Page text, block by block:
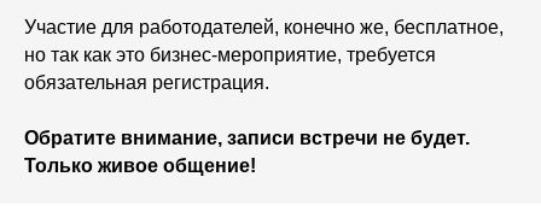
Участие для работодателей, конечно же, бесплатное,
но так как это бизнес-мероприятие, требуется
обязательная регистрация.
Обратите внимание, записи встречи не будет.
Только живое общение!